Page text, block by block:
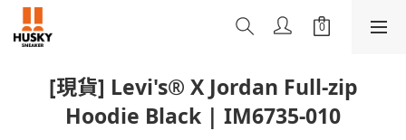
[現貨] Levi's® X Jordan Full-zip
Hoodie Black | IM6735-010